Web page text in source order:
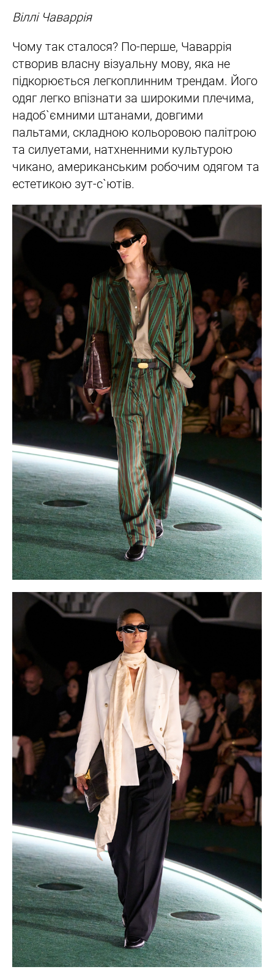
Віллі Чаваррія
Чому так сталося? По-перше, Чаваррія
створив власну візуальну мову, яка не
підкорюється легкоплинним трендам. Його
одяг легко впізнати за широкими плечима,
надоб`ємними штанами, довгими
пальтами, складною кольоровою палітрою
та силуетами, натхненними культурою
чикано, американським робочим одягом та
естетикою зут-с`ютів.